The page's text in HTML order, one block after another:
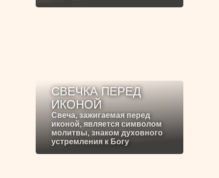
СВЕЧКА ПЕРЕД
ИКОНОЙ
Свеча, зажигаемая перед
иконой, является символом
молитвы, знаком духовного
устремления к Богу